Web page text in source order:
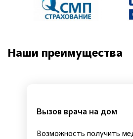
Наши преимущества
Вызов врача на дом
Возможность получить